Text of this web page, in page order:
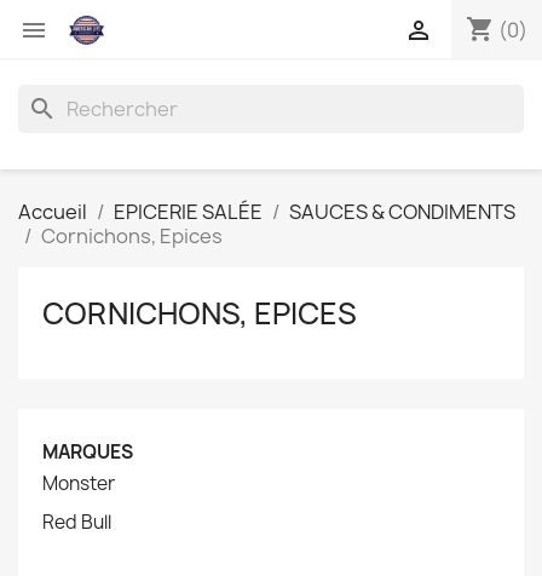
 shopping_cart (0)

search
Accueil EPICERIE SALÉE
SAUCES & CONDIMENTS
Cornichons, Epices
CORNICHONS, EPICES
MARQUES
Monster
Red Bull